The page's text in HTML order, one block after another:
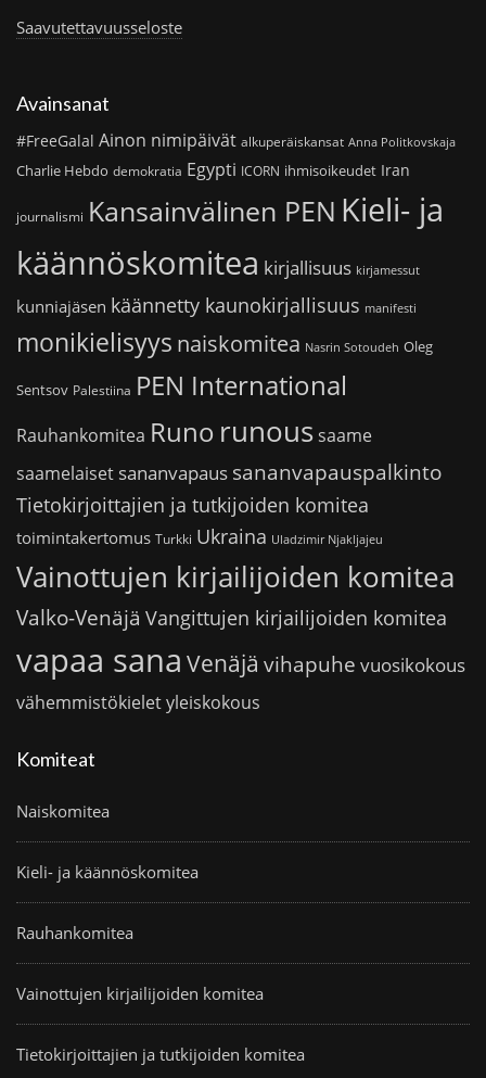
Saavutettavuusseloste
Avainsanat
#FreeGalal Ainon nimipäivät alkuperäiskansat Anna Politkovskaja
Charlie Hebdo demokratia Egypti ICORN ihmisoikeudet Iran
journalismi Kansainvälinen PEN Kieli- ja
käännöskomitea kirjallisuus kirjamessut
kunniajäsen käännetty kaunokirjallisuus manifesti
monikielisyys naiskomitea Nasrin Sotoudeh Oleg
Sentsov Palestiina PEN International
Rauhankomitea Runo runoussaame
saamelaiset sananvapaus sananvapauspalkinto
Tietokirjoittajien ja tutkijoiden komitea
toimintakertomus Turkki Ukraina Uladzimir Njakljajeu
Vainottujen kirjailijoiden komitea
Valko-Venäjä Vangittujen kirjailijoiden komitea
vapaa sana Venäjä vihapuhe vuosikokous
vähemmistökieletyleiskokous
Komiteat
Naiskomitea
Kieli- ja käännöskomitea
Rauhankomitea
Vainottujen kirjailijoiden komitea
Tietokirjoittajien ja tutkijoiden komitea